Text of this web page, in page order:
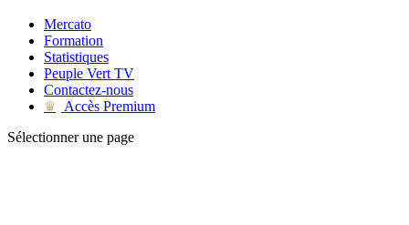
Mercato
Formation
Statistiques
Peuple Vert TV
Contactez-nous
♛
Accès Premium
Sélectionner une page